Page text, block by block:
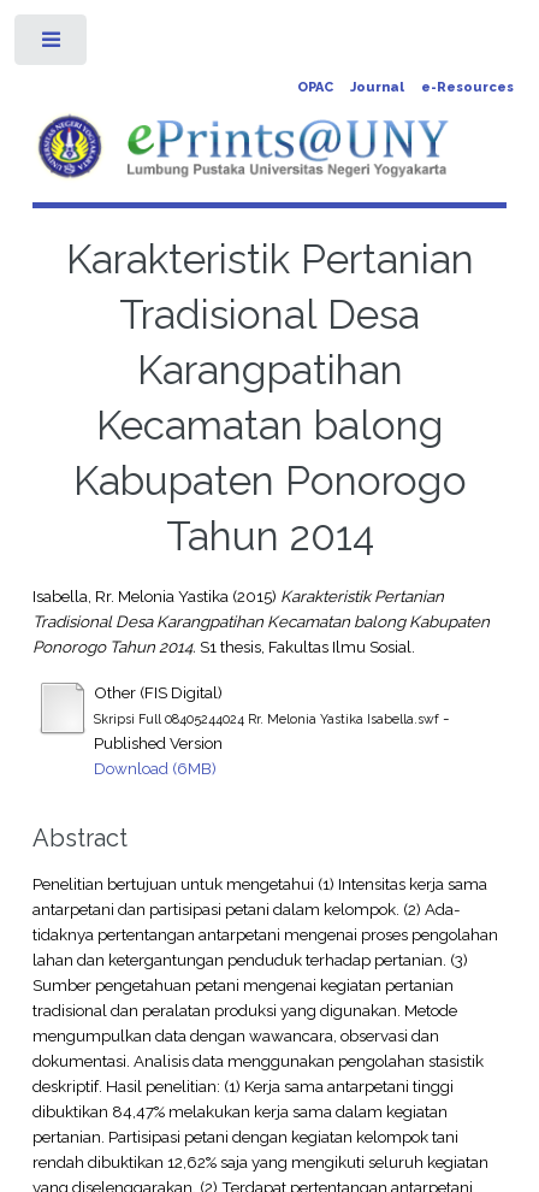
OPAC Journal e-Resources
Karakteristik Pertanian
Tradisional Desa
Karangpatihan
Kecamatan balong
Kabupaten Ponorogo
Tahun 2014
Isabella, Rr. Melonia Yastika(2015) Karakteristik Pertanian
Tradisional Desa Karangpatihan Kecamatan balong Kabupaten
Ponorogo Tahun 2014. S1 thesis, Fakultas Ilmu Sosial.
Other (FIS Digital)
Skripsi Full 08405244024 Rr. Melonia Yastika Isabella.swf-
Published Version
Download (6MB)
Abstract
Penelitian bertujuan untuk mengetahui (1) Intensitas kerja sama
antarpetani dan partisipasi petani dalam kelompok. (2) Ada-
tidaknya pertentangan antarpetani mengenai proses pengolahan
lahan dan ketergantungan penduduk terhadap pertanian. (3)
Sumber pengetahuan petani mengenai kegiatan pertanian
tradisional dan peralatan produksi yang digunakan. Metode
mengumpulkan data dengan wawancara, observasi dan
dokumentasi. Analisis data menggunakan pengolahan stasistik
deskriptif. Hasil penelitian: (1) Kerja sama antarpetani tinggi
dibuktikan 84,47% melakukan kerja sama dalam kegiatan
pertanian. Partisipasi petani dengan kegiatan kelompok tani
rendah dibuktikan 12,62% saja yang mengikuti seluruh kegiatan
yang diselenggarakan. (2) Terdapat pertentangan antarpetani